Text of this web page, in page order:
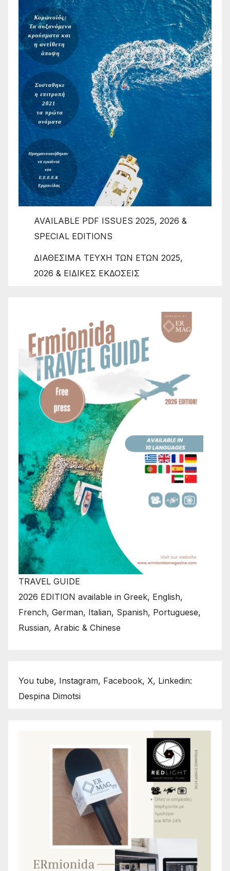
AVAILABLE PDF ISSUES 2025, 2026 &
SPECIAL EDITIONS
ΔΙΑΘΕΣΙΜΑ ΤΕΥΧΗ ΤΩΝ ΕΤΩΝ 2025,
2026 & ΕΙΔΙΚΕΣ ΕΚΔΟΣΕΙΣ
TRAVEL GUIDE
2026 EDITION available in Greek, English,
French, German, Italian, Spanish, Portuguese,
Russian, Arabic & Chinese
You tube, Instagram, Facebook, X, Linkedin:
Despina Dimotsi